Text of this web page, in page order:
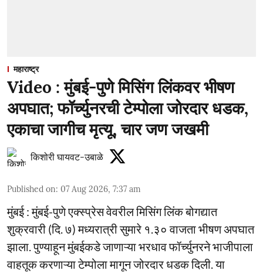
महाराष्ट्र
Video : मुंबई-पुणे मिसिंग लिंकवर भीषण
अपघात; फॉर्च्युनरची टेम्पोला जोरदार धडक,
एकाचा जागीच मृत्यू, चार जण जखमी
किशोरी घायवट-उबाळे
Published on: 07 Aug 2026, 7:37 am
मुंबई : मुंबई-पुणे एक्स्प्रेस वेवरील मिसिंग लिंक बोगद्यात
शुक्रवारी (दि. ७) मध्यरात्री सुमारे १.३० वाजता भीषण अपघात
झाला. पुण्याहून मुंबईकडे जाणाऱ्या भरधाव फॉर्च्युनरने भाजीपाला
वाहतूक करणाऱ्या टेम्पोला मागून जोरदार धडक दिली. या